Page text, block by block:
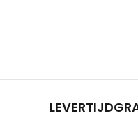
LEVERTIJD